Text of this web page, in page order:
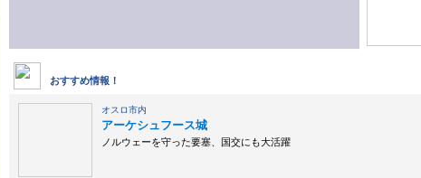
おすすめ情報！
オスロ市内
アーケシュフース城
ノルウェーを守った要塞、国交にも大活躍